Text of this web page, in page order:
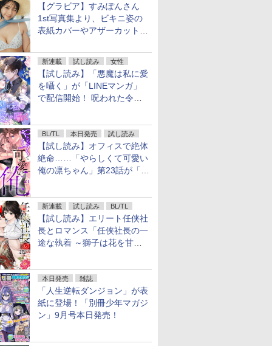
【グラビア】すみぽんさん
1st写真集より、ビキニ姿の
表紙カバーやアザーカットを
新連載 試し読み 女性
【試し読み】「悪魔は私に愛
を囁く」が「LINEマンガ」
で配信開始！ 呪われた令嬢×
BL/TL 本日発売 試し読み
【試し読み】オフィスで絶体
絶命……「やらしくて可愛い
俺の凛ちゃん」第23話が「コ
新連載 試し読み BL/TL
【試し読み】エリート任侠社
長とロマンス「任侠社長の一
途な執着 ～獅子は花を甘く
本日発売 雑誌
「人生逆転ダンジョン」が表
紙に登場！「別冊少年マガジ
ン」9月号本日発売！